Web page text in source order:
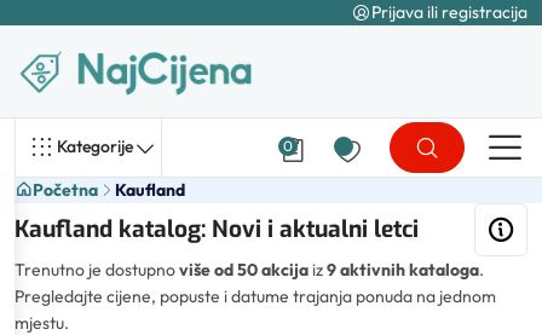
Prijava ili registracija
Kategorije 0
Početna Kaufland
Kaufland katalog: Novi i aktualni letci
Trenutno je dostupnoviše od 50 akcija iz9 aktivnih kataloga.
Pregledajte cijene, popuste i datume trajanja ponuda na jednom
mjestu.